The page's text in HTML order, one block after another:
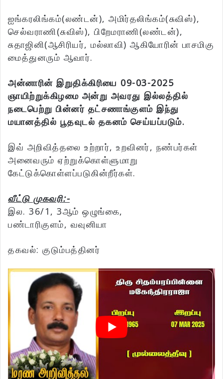
ஐங்கரலிங்கம்(லண்டன்), அமிர்தலிங்கம்(சுவிஸ்),
செல்வராணி(சுவிஸ்), பிறேமராணி(லண்டன்),
சுதாஜினி(ஆசிரியர், மல்லாவி) ஆகியோரின் பாசமிகு
மைத்துனரும் ஆவார்.
அன்னாரின் இறுதிக்கிரியை 09-03-2025
ஞாயிற்றுக்கிழமை அன்று அவரது இல்லத்தில்
நடைபெற்று பின்னர் தட்சணாங்குளம் இந்து
மயானத்தில் பூதவுடல் தகனம் செய்யப்படும்.
இவ் அறிவித்தலை உற்றார், உறவினர், நண்பர்கள்
அனைவரும் ஏற்றுக்கொள்ளுமாறு
கேட்டுக்கொள்ளப்படுகின்றீர்கள்.
வீட்டு முகவரி:-
இல. 36/1, 3ஆம் ஒழுங்கை,
பண்டாரிகுளம், வவுனியா
தகவல்: குடும்பத்தினர்